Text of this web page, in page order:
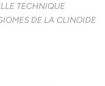
TECHNIQUE
DE LA CLINOIDE